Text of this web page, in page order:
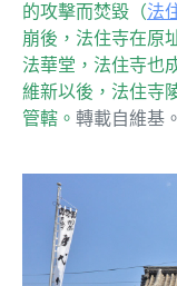
的攻擊而焚毀（法
崩後，法住寺在原
法華堂，法住寺也
維新以後，法住寺
管轄。 轉載自維基。